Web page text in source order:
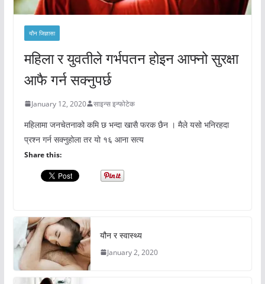
यौन जिज्ञासा
महिला र युवतीले गर्भपतन होइन आफ्नो सुरक्षा
आफै गर्न सक्नुपर्छ
January 12, 2020 साइन्स इन्फोटेक
महिलामा जनचेतनाको कमि छ भन्दा खासै फरक छैन । मैले यसो भनिरहदा
प्रश्न गर्न सक्नुहोला तर यो १६ आना सत्य
Share this:
यौन र स्वास्थ्य
January 2, 2020